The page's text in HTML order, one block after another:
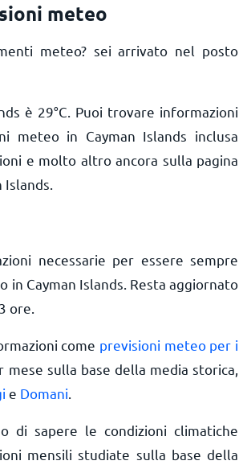
meteo
meteo? sei arrivato nel posto
è 29°C . Puoi trovare informazioni
meteo in Cayman Islands inclusa
e molto altro ancora sulla pagina
necessarie per essere sempre
Cayman Islands. Resta aggiornato
ore.
come previsioni meteo per i
mese sulla base della media storica,
e Domani
di sapere le condizioni climatiche
mensili studiate sulla base della